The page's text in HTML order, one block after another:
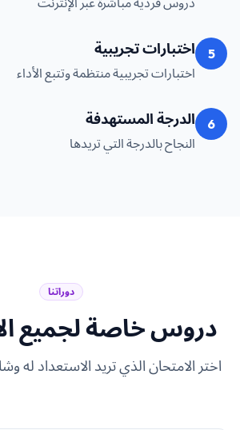
5 اختبارات تجريبية
اختبارات تجريبية منتظمة وتتبع الأداء
6 الدرجة المستهدفة
النجاح بالدرجة التي تريدها
دوراتنا
دروس خاصة لجميع
اختر الامتحان الذي تريد الاستعداد له